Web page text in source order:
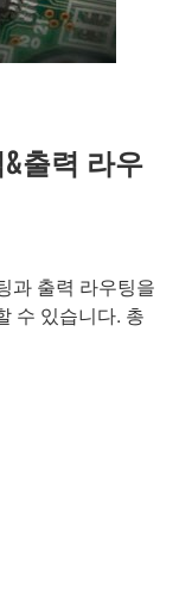
출력 라우
과 출력 라우팅을
수 있습니다. 총